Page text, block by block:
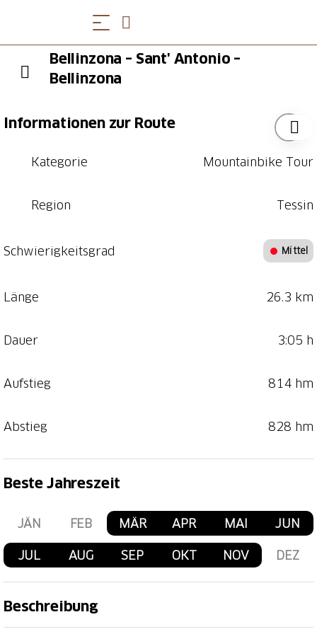
Bellinzona – Sant' Antonio –
Bellinzona
Informationen zur Route
Kategorie Mountainbike Tour
Region Tessin
Schwierigkeitsgrad Mittel
Länge 26.3 km
Dauer 3:05 h
Aufstieg 814 hm
Abstieg 828 hm
Beste Jahreszeit
JÄN FEB MÄR APR MAI JUN
JUL AUG SEP OKT NOV DEZ
Beschreibung